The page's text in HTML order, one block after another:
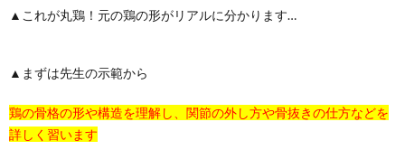
▲これが丸鶏！元の鶏の形がリアルに分かります…
▲まずは先生の示範から
鶏の骨格の形や構造を理解し、関節の外し方や骨抜きの仕方などを
詳しく習います